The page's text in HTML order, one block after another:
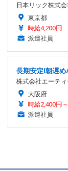
日本リック株式
東京都
時給4,200円
派遣社員
長期安定!朝遅
株式会社エーテ
大阪府
時給2,400円
派遣社員